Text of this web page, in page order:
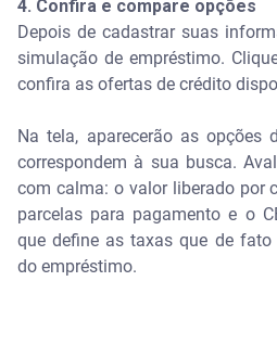
4. Confira e compare opções
Depois de cadastrar suas
simulação de empréstimo.
confira as ofertas de crédito
Na tela, aparecerão as opções
correspondem à sua busca.
com calma: o valor liberado por
parcelas para pagamento e o
que define as taxas que de
do empréstimo.